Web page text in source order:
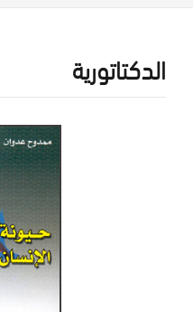
الدكتاتورية